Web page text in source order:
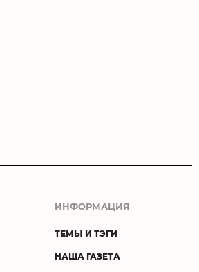
ИНФОРМАЦИЯ
ТЕМЫ И ТЭГИ
НАША ГАЗЕТА